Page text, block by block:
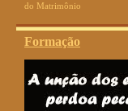
do Matrimônio
Formação